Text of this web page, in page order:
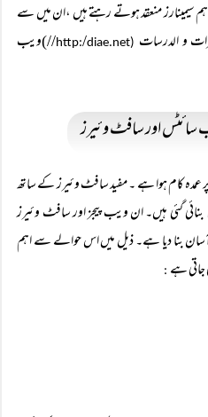
منعقد ہوتے رہتے ہیں ،ان میں سے
و الدرسات (http:
/diae.net
//)ویب
اور سافٹ وئیرز
پر عمدہ کام ہوا ہے ۔ مفید سافٹ وئیرز کے ساتھ
گئی ہیں۔ ان ویب پیجز اور سافٹ وئیرز
بنا دیا ہے۔ ذیل میں اس حوالے سے اہم
ہے :